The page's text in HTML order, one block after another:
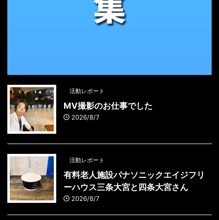
活動レポート
MV撮影のお仕事でした
2026/8/7
活動レポート
有料老人施設パナソニックエイジフリ
ーハウス三条大宮と四条大宮さん
2026/8/7